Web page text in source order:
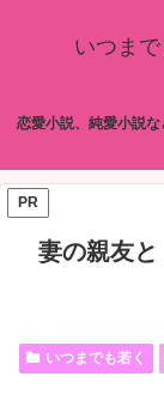
いつま
恋愛小説、純愛小説
PR
妻の親友と
いつまでも若く